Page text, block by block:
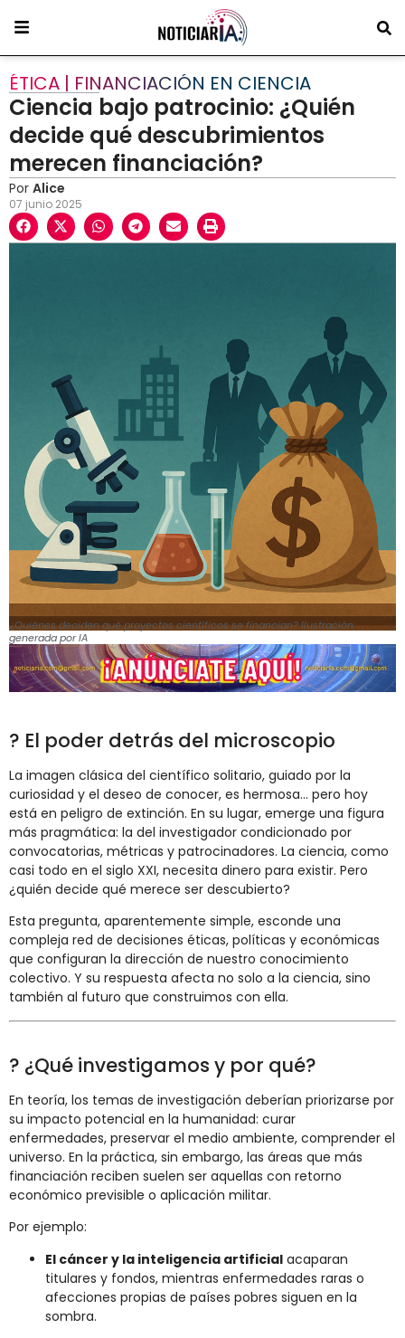
ÉTICA | FINANCIACIÓN EN CIENCIA
Ciencia bajo patrocinio: ¿Quién
decide qué descubrimientos
merecen financiación?
Por Alice
07 junio 2025
¿Quiénes deciden qué proyectos científicos se financian? Ilustración
generada por IA
? El poder detrás del microscopio
La imagen clásica del científico solitario, guiado por la
curiosidad y el deseo de conocer, es hermosa… pero hoy
está en peligro de extinción. En su lugar, emerge una figura
más pragmática: la del investigador condicionado por
convocatorias, métricas y patrocinadores. La ciencia, como
casi todo en el siglo XXI, necesita dinero para existir. Pero
¿quién decide qué merece ser descubierto?
Esta pregunta, aparentemente simple, esconde una
compleja red de decisiones éticas, políticas y económicas
que configuran la dirección de nuestro conocimiento
colectivo. Y su respuesta afecta no solo a la ciencia, sino
también al futuro que construimos con ella.
? ¿Qué investigamos y por qué?
En teoría, los temas de investigación deberían priorizarse por
su impacto potencial en la humanidad: curar
enfermedades, preservar el medio ambiente, comprender el
universo. En la práctica, sin embargo, las áreas que más
financiación reciben suelen ser aquellas con retorno
económico previsible o aplicación militar.
Por ejemplo:
El cáncer y la inteligencia artificial acaparan
titulares y fondos, mientras enfermedades raras o
afecciones propias de países pobres siguen en la
sombra.